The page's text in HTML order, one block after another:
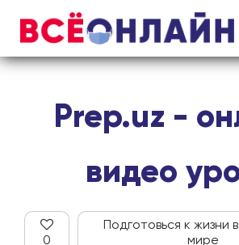
Prep.uz -
видео
0
Подготовься к жизни
мире